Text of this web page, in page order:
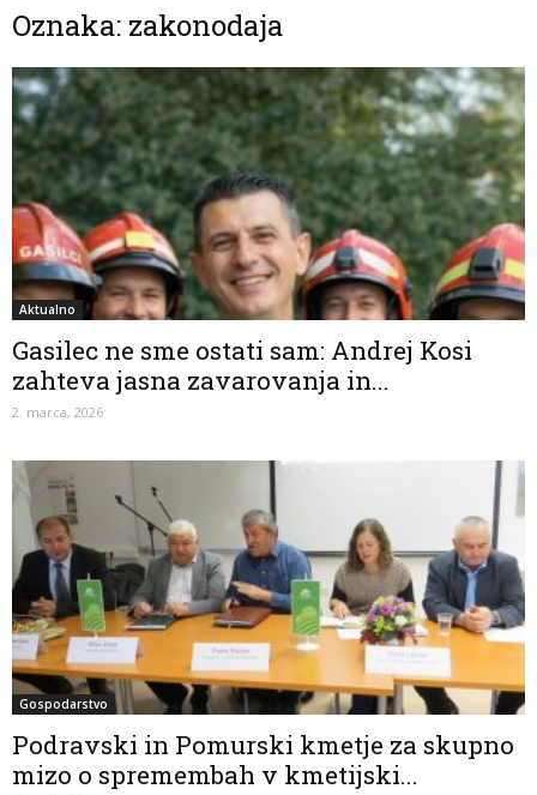
Oznaka: zakonodaja
Aktualno
Gasilec ne sme ostati sam: Andrej Kosi
zahteva jasna zavarovanja in...
2. marca, 2026
Gospodarstvo
Podravski in Pomurski kmetje za skupno
mizo o spremembah v kmetijski...